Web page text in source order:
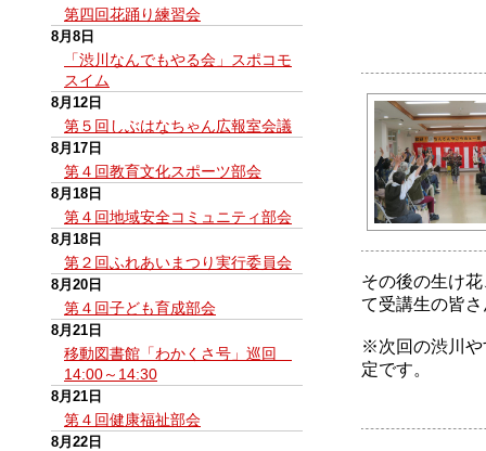
第四回花踊り練習会
8月8日
「渋川なんでもやる会」スポコモ
スイム
8月12日
第５回しぶはなちゃん広報室会議
8月17日
第４回教育文化スポーツ部会
8月18日
第４回地域安全コミュニティ部会
8月18日
第２回ふれあいまつり実行委員会
8月20日
第４回子ども育成部会
8月21日
移動図書館「わかくさ号」巡回
14:00～14:30
8月21日
第４回健康福祉部会
8月22日
その後の生け
て受講生の皆
※次回の渋川や
定です。